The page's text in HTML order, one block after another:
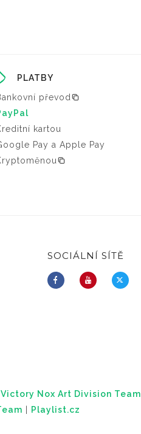
PLATBY
převod
kartou
Pay a Apple Pay
SOCIÁLNÍ SÍTĚ
Victory Nox Art Division Team
Playlist.cz